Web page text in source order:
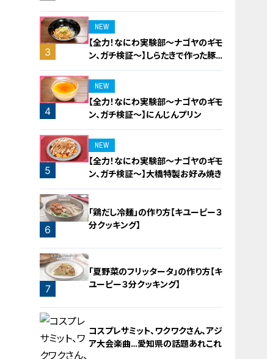
3
NEW
【全力！なにわ実験部～ナゴヤのギモ
ン、ガチ検証～】しらたきで作った豚
バラミンチの油そば
4
NEW
【全力！なにわ実験部～ナゴヤのギモ
ン、ガチ検証～】にんじんプリン
5
NEW
【全力！なにわ実験部～ナゴヤのギモ
ン、ガチ検証～】大橋特製お好み焼き
6
「鶏だし冷麺」の作り方【キユーピー３
分クッキング】
7
「夏野菜のフリッタータ」の作り方【キ
ユーピー３分クッキング】
コスプレサミット、ワクワクさん、アジ
ア大会楽曲…愛知県の話題あれこれ